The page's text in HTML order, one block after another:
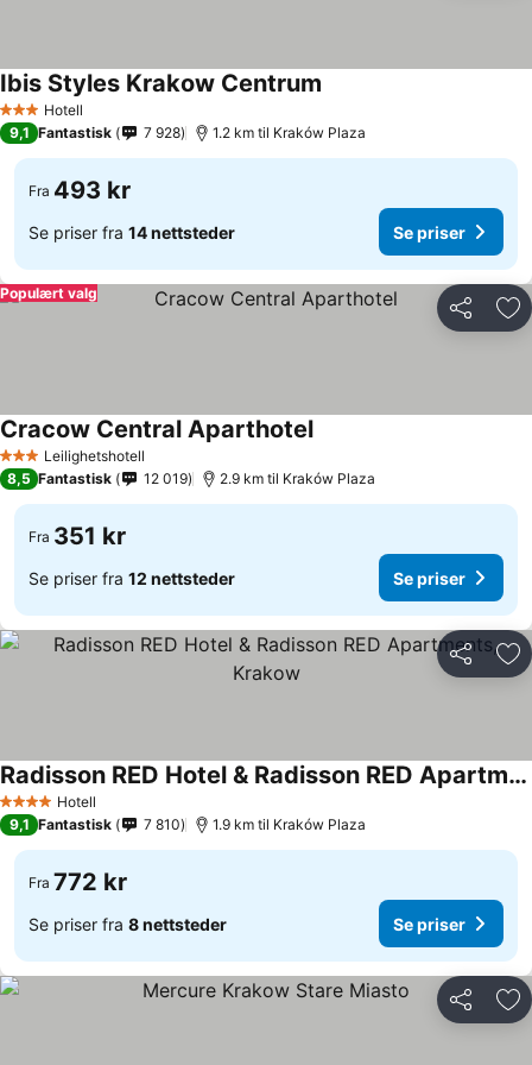
3 StjernerHotell
Ibis Styles Krakow Centrum
9,1 Fantastisk 7 928 1.2 km til Kraków Plaza
Fra 493 kr
Se priser fra 14 nettsteder Se priser
Del
Populært valg
3 StjernerLeilighetshotell
Cracow Central Aparthotel
8,5 Fantastisk 12 019 2.9 km til Kraków Plaza
Fra 351 kr
Se priser fra 12 nettsteder Se priser
Del
4 StjernerHotell
Radisson RED Hotel & Radisson RED Apartments, Krakow
9,1 Fantastisk 7 810 1.9 km til Kraków Plaza
Fra 772 kr
Se priser fra 8 nettsteder Se priser
Del